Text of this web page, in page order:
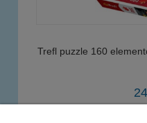
Trefl puzzle 160